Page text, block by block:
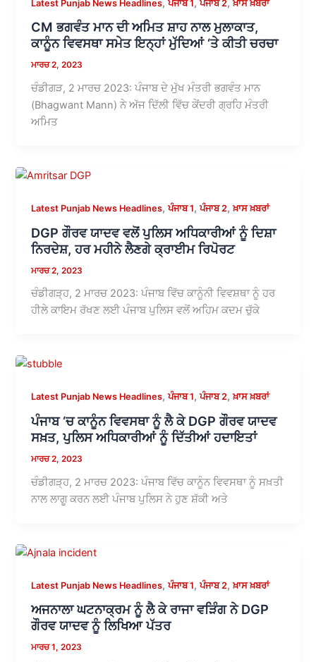
Latest Punjab News Headlines ਪੰਜਾਬ 1 ਪੰਜਾਬ 2 ਖ਼ਾਸ ਖ਼ਬਰਾਂ
CM ਭਗਵੰਤ ਮਾਨ ਦੀ ਅਮਿਤ ਸ਼ਾਹ ਨਾਲ ਮੁਲਾਕਾਤ,
ਕਾਨੂੰਨ ਵਿਵਸਥਾ ਸਮੇਤ ਇਨ੍ਹਾਂ ਮੁੱਦਿਆਂ ‘ਤੇ ਕੀਤੀ ਚਰਚਾ
ਮਾਰਚ 2, 2023
ਚੰਡੀਗੜ, 2 ਮਾਰਚ 2023: ਪੰਜਾਬ ਦੇ ਮੁੱਖ ਮੰਤਰੀ ਭਗਵੰਤ ਮਾਨ
(Bhagwant Mann) ਨੇ ਅੱਜ ਦਿੱਲੀ ਵਿੱਚ ਕੇਂਦਰੀ ਗ੍ਰਹਿ ਮੰਤਰੀ
ਅਮਿਤ
Latest Punjab News Headlines,ਪੰਜਾਬ 1,ਪੰਜਾਬ 2,ਖ਼ਾਸ ਖ਼ਬਰਾਂ
DGP ਗੌਰਵ ਯਾਦਵ ਵਲੋਂ ਪੁਲਿਸ ਅਧਿਕਾਰੀਆਂ ਨੂੰ ਦਿਸ਼ਾ
ਨਿਰਦੇਸ਼, ਹਰ ਮਹੀਨੇ ਲੈਣਗੇ ਕ੍ਰਾਈਮ ਰਿਪੋਰਟ
ਮਾਰਚ 2, 2023
ਚੰਡੀਗੜ੍ਹ, 2 ਮਾਰਚ 2023: ਪੰਜਾਬ ਵਿੱਚ ਕਾਨੂੰਨੀ ਵਿਵਸ਼ਥਾ ਨੂੰ ਹਰ
ਹੀਲੇ ਕਾਇਮ ਰੱਖਣ ਲਈ ਪੰਜਾਬ ਪੁਲਿਸ ਵਲੋਂ ਅਹਿਮ ਕਦਮ ਚੁੱਕੇ
Latest Punjab News Headlines,ਪੰਜਾਬ 1,ਪੰਜਾਬ 2,ਖ਼ਾਸ ਖ਼ਬਰਾਂ
ਪੰਜਾਬ ‘ਚ ਕਾਨੂੰਨ ਵਿਵਸਥਾ ਨੂੰ ਲੈ ਕੇ DGP ਗੌਰਵ ਯਾਦਵ
ਸਖ਼ਤ, ਪੁਲਿਸ ਅਧਿਕਾਰੀਆਂ ਨੂੰ ਦਿੱਤੀਆਂ ਹਦਾਇਤਾਂ
ਮਾਰਚ 2, 2023
ਚੰਡੀਗੜ੍ਹ, 2 ਮਾਰਚ 2023: ਪੰਜਾਬ ਵਿੱਚ ਕਾਨੂੰਨ ਵਿਵਸਥਾ ਨੂੰ ਸਖ਼ਤੀ
ਨਾਲ ਲਾਗੂ ਕਰਨ ਲਈ ਪੰਜਾਬ ਪੁਲਿਸ ਨੇ ਹੁਣ ਸ਼ੱਕੀ ਅਤੇ
Latest Punjab News Headlines,ਪੰਜਾਬ 1,ਪੰਜਾਬ 2,ਖ਼ਾਸ ਖ਼ਬਰਾਂ
ਅਜਨਾਲਾ ਘਟਨਾਕ੍ਰਮ ਨੂੰ ਲੈ ਕੇ ਰਾਜਾ ਵੜਿੰਗ ਨੇ DGP
ਗੌਰਵ ਯਾਦਵ ਨੂੰ ਲਿਖਿਆ ਪੱਤਰ
ਮਾਰਚ 1, 2023